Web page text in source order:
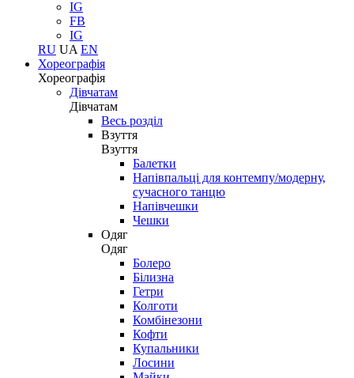
IG
FB
IG
RU UA EN
Хореографія
Хореографія
Дівчатам
Дівчатам
Весь розділ
Взуття
Взуття
Балетки
Напівпальці для контемпу/модерну,
сучасного танцю
Напівчешки
Чешки
Одяг
Одяг
Болеро
Білизна
Гетри
Колготи
Комбінезони
Кофти
Купальники
Лосини